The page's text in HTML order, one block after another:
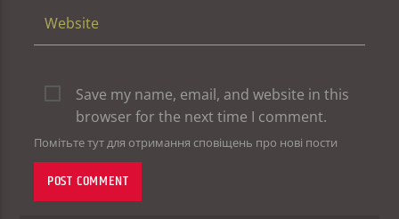
Save my name, email, and website in this
browser for the next time I comment.
Помітьте тут для отримання сповіщень про нові пости